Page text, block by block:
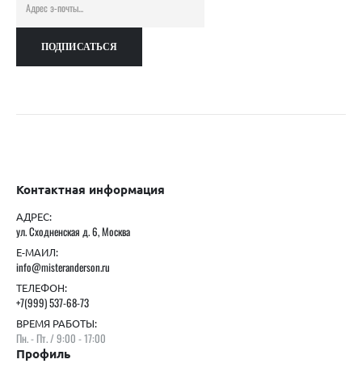
Контактная информация
АДРЕС:
ул. Сходненская д. 6, Москва
Е-МАИЛ:
info@misteranderson.ru
ТЕЛЕФОН:
+7(999) 537-68-73
ВРЕМЯ РАБОТЫ:
Пн. - Пт. / 9:00 - 17:00
Профиль